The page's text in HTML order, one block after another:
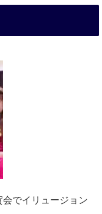
でイリュージョン